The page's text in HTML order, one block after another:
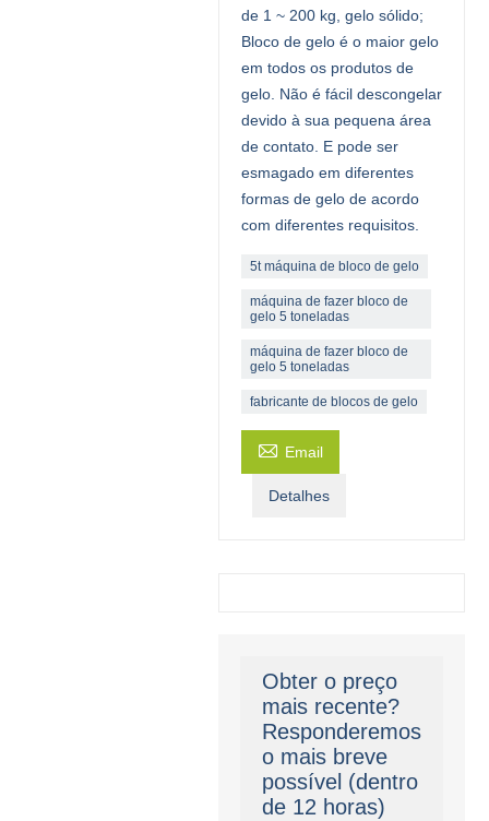
de 1 ~ 200 kg, gelo sólido;
Bloco de gelo é o maior gelo
em todos os produtos de
gelo. Não é fácil descongelar
devido à sua pequena área
de contato. E pode ser
esmagado em diferentes
formas de gelo de acordo
com diferentes requisitos.
5t máquina de bloco de gelo
máquina de fazer bloco de
gelo 5 toneladas
máquina de fazer bloco de
gelo 5 toneladas
fabricante de blocos de gelo
 Email
Detalhes
Obter o preço
mais recente?
Responderemos
o mais breve
possível (dentro
de 12 horas)